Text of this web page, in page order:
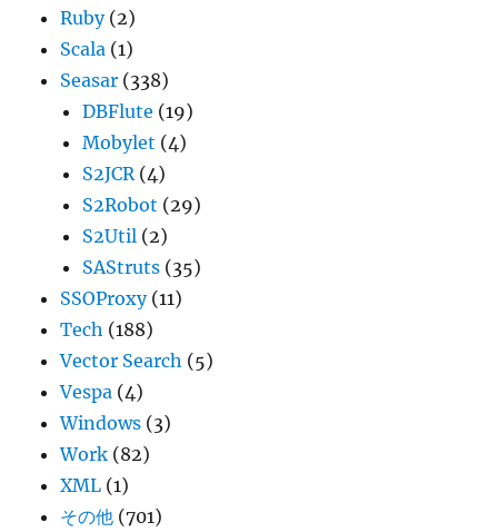
Ruby(2)
Scala (1)
Seasar (338)
DBFlute (19)
Mobylet (4)
S2JCR(4)
S2Robot (29)
S2Util (2)
SAStruts (35)
SSOProxy(11)
Tech (188)
Vector Search (5)
Vespa (4)
Windows (3)
Work (82)
XML (1)
その他 (701)